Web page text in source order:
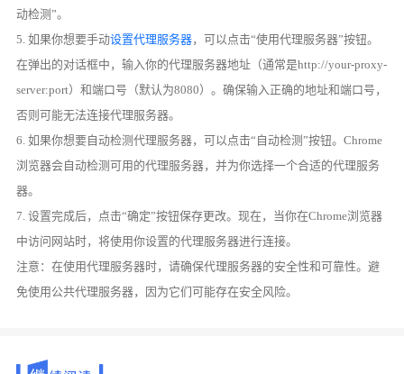
动检测”。
5. 如果你想要手动设置代理服务器，可以点击“使用代理服务器”按钮。
在弹出的对话框中，输入你的代理服务器地址（通常是http://your-proxy-
server:port）和端口号（默认为8080）。确保输入正确的地址和端口号，
否则可能无法连接代理服务器。
6. 如果你想要自动检测代理服务器，可以点击“自动检测”按钮。Chrome
浏览器会自动检测可用的代理服务器，并为你选择一个合适的代理服务
器。
7. 设置完成后，点击“确定”按钮保存更改。现在，当你在Chrome浏览器
中访问网站时，将使用你设置的代理服务器进行连接。
注意：在使用代理服务器时，请确保代理服务器的安全性和可靠性。避
免使用公共代理服务器，因为它们可能存在安全风险。